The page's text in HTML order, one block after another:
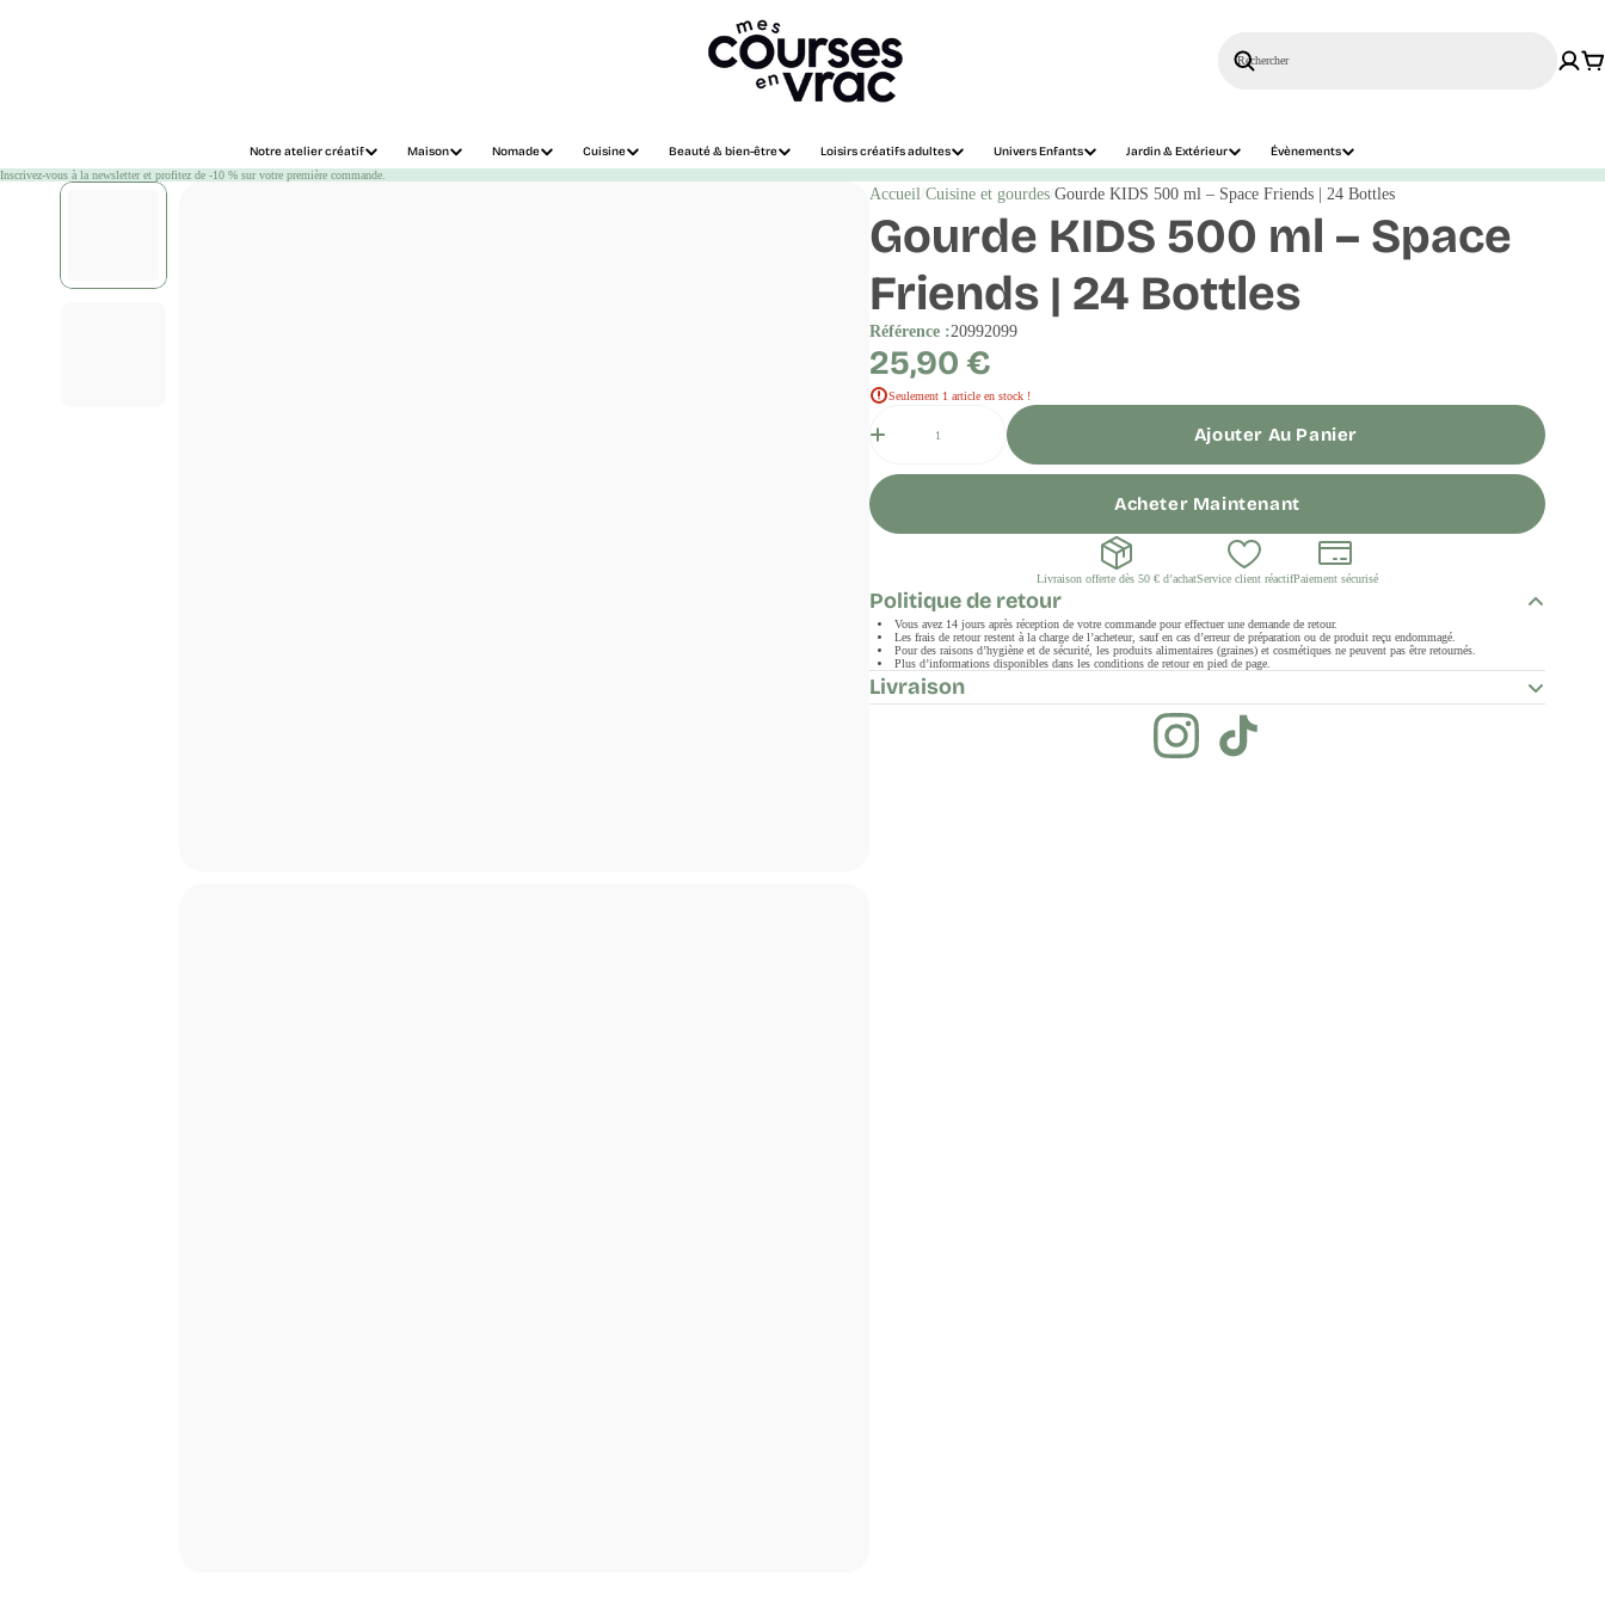
Notre atelier créatif Maison Nomade Cuisine Beauté & bien-être Loisirs créatifs adultes Univers Enfants Jardin & Extérieur Évènements
Rechercher
Inscrivez-vous à la newsletter et profitez de -10 % sur votre première commande.
Accueil Cuisine et gourdes Gourde KIDS 500 ml – Space Friends | 24 Bottles
Gourde KIDS 500 ml – Space
Friends | 24 Bottles
Référence :20992099
Prix
régulier
25,90 €
Seulement 1 article en stock !
Ajouter Au Panier
Acheter Maintenant
Livraison offerte dès 50 € d’achatService client réactifPaiement sécurisé
Politique de retour
Vous avez 14 jours après réception de votre commande pour effectuer une demande de retour.
Les frais de retour restent à la charge de l’acheteur, sauf en cas d’erreur de préparation ou de produit reçu endommagé.
Pour des raisons d’hygiène et de sécurité, les produits alimentaires (graines) et cosmétiques ne peuvent pas être retournés.
Plus d’informations disponibles dans les conditions de retour en pied de page.
Livraison